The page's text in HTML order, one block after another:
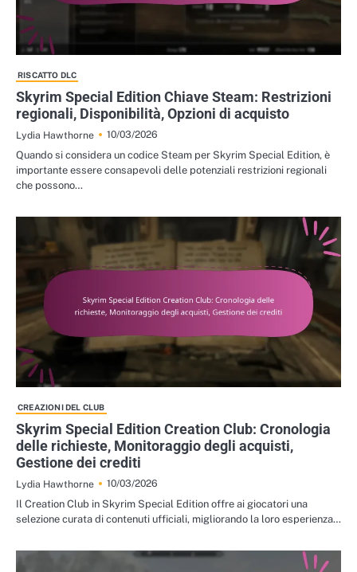
RISCATTO DLC
Skyrim Special Edition Chiave Steam: Restrizioni
regionali, Disponibilità, Opzioni di acquisto
Lydia Hawthorne
10/03/2026
Quando si considera un codice Steam per Skyrim Special Edition, è
importante essere consapevoli delle potenziali restrizioni regionali
che possono…
CREAZIONI DEL CLUB
Skyrim Special Edition Creation Club: Cronologia
delle richieste, Monitoraggio degli acquisti,
Gestione dei crediti
Lydia Hawthorne
10/03/2026
Il Creation Club in Skyrim Special Edition offre ai giocatori una
selezione curata di contenuti ufficiali, migliorando la loro esperienza…